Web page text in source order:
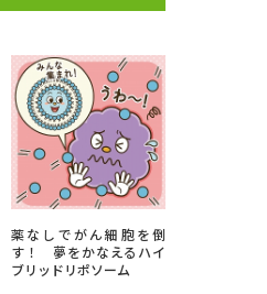
試験
薬なしでがん細胞を倒
す！ 夢をかなえるハイ
ブリッドリポソーム